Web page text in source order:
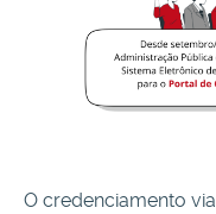
O credenciamento via